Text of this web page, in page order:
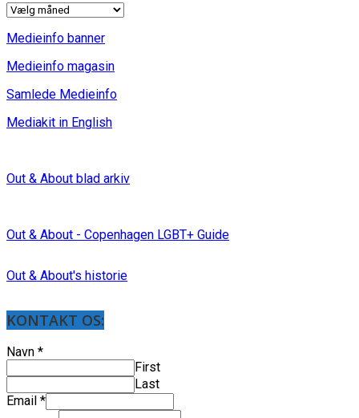
INDLÆG
Medieinfo banner
Medieinfo magasin
Samlede Medieinfo
Mediakit in English
Out & About blad arkiv
Out & About - Copenhagen LGBT+ Guide
Out & About's historie
KONTAKT OS:
Navn *
First
Last
Email *